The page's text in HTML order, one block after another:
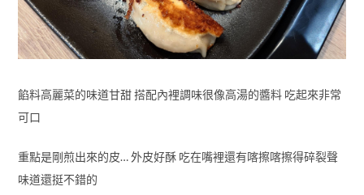
餡料高麗菜的味道甘甜 搭配內裡調味很像高湯的醬料 吃起來非常
可口
重點是剛煎出來的皮… 外皮好酥 吃在嘴裡還有喀擦喀擦得碎裂聲
味道還挺不錯的